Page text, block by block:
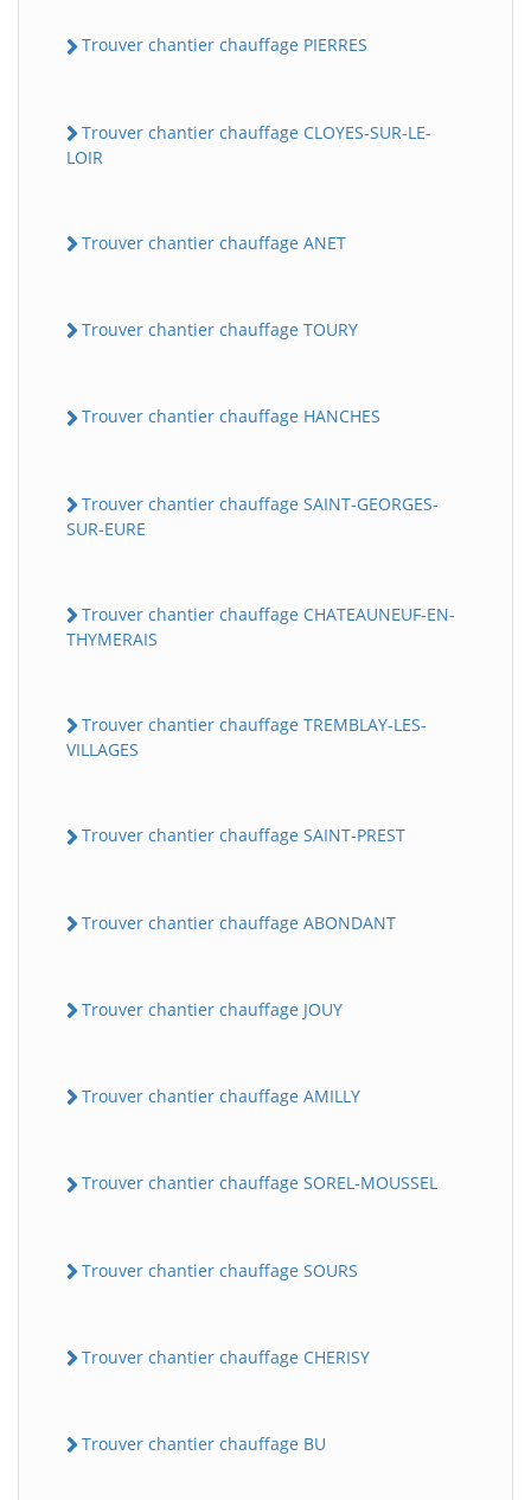
Trouver chantier chauffage PIERRES
Trouver chantier chauffage CLOYES-SUR-LE-
LOIR
Trouver chantier chauffage ANET
Trouver chantier chauffage TOURY
Trouver chantier chauffage HANCHES
Trouver chantier chauffage SAINT-GEORGES-
SUR-EURE
Trouver chantier chauffage CHATEAUNEUF-EN-
THYMERAIS
Trouver chantier chauffage TREMBLAY-LES-
VILLAGES
Trouver chantier chauffage SAINT-PREST
Trouver chantier chauffage ABONDANT
Trouver chantier chauffage JOUY
Trouver chantier chauffage AMILLY
Trouver chantier chauffage SOREL-MOUSSEL
Trouver chantier chauffage SOURS
Trouver chantier chauffage CHERISY
Trouver chantier chauffage BU